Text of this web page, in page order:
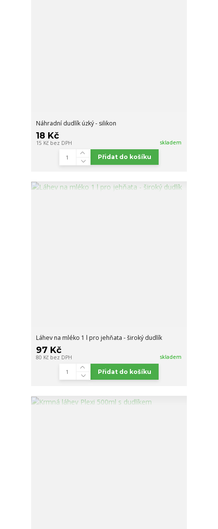
Náhradní dudlík úzký - silikon
18 Kč
15 Kč bez DPH skladem
Přidat do košíku
Láhev na mléko 1 l pro jehňata - široký dudlík
97 Kč
80 Kč bez DPH skladem
Přidat do košíku